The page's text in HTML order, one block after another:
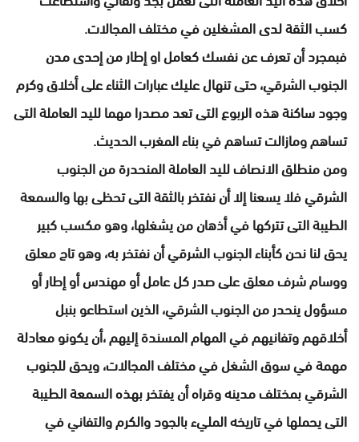
كسب الثقة لدى المشغلين في مختلف المجالات.
فبمجرد أن تعرف عن نفسك كعامل او إطار من إحدى مدن
الجنوب الشرقي، حتى تنهال عليك عبارات الثناء على أخلاق وكرم
وجود ساكنة هذه الربوع التى تعد مصدرا مهما لليد العاملة التى
تساهم ومازالت تساهم في بناء المغرب الحديث.
ومن منطلق الانصاف لليد العاملة المنحدرة من الجنوب
الشرقي فلا يسعنا إلا أن نفتخر بالثقة التى تحظى بها والسمعة
الطيبة التى تتركها في أذهان من يشغلها، وهو مكسب كبير
يحق لنا نحن كأبناء الجنوب الشرقي أن نفتخر به، وهو تاج معلق
ووسام شرف معلق على صدر كل عامل أو مهندس أو إطار أو
مسؤول ينحدر من الجنوب الشرقي، الذين استطاعو بنبل
أخلاقهم وتفانيهم في المهام المسندة إليهم ،أن يكونو معادلة
مهمة في سوق الشغل في مختلف المجالات، ويحق للجنوب
الشرقي بمختلف مدينه وقراه أن يفتخر بهذه السمعة الطيبة
التى يحملها في تاريخه المليء بالجود والكرم والتفاني في